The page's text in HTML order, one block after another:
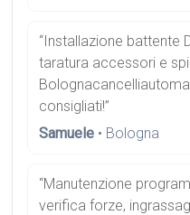
“Installazione battente
taratura accessori e
consigliati!”
Samuele • Bologna
“Manutenzione
verifica forze,